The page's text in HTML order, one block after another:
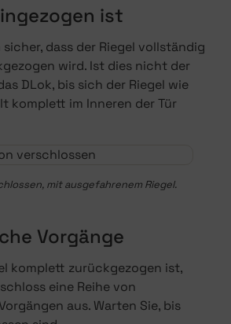
ist
dass der Riegel vollständig
wird. Ist dies nicht der
DLok, bis sich der Riegel wie
komplett im Inneren der Tür
mit ausgefahrenem Riegel.
Vorgänge
komplett zurückgezogen ist,
eine Reihe von
aus. Warten Sie, bis